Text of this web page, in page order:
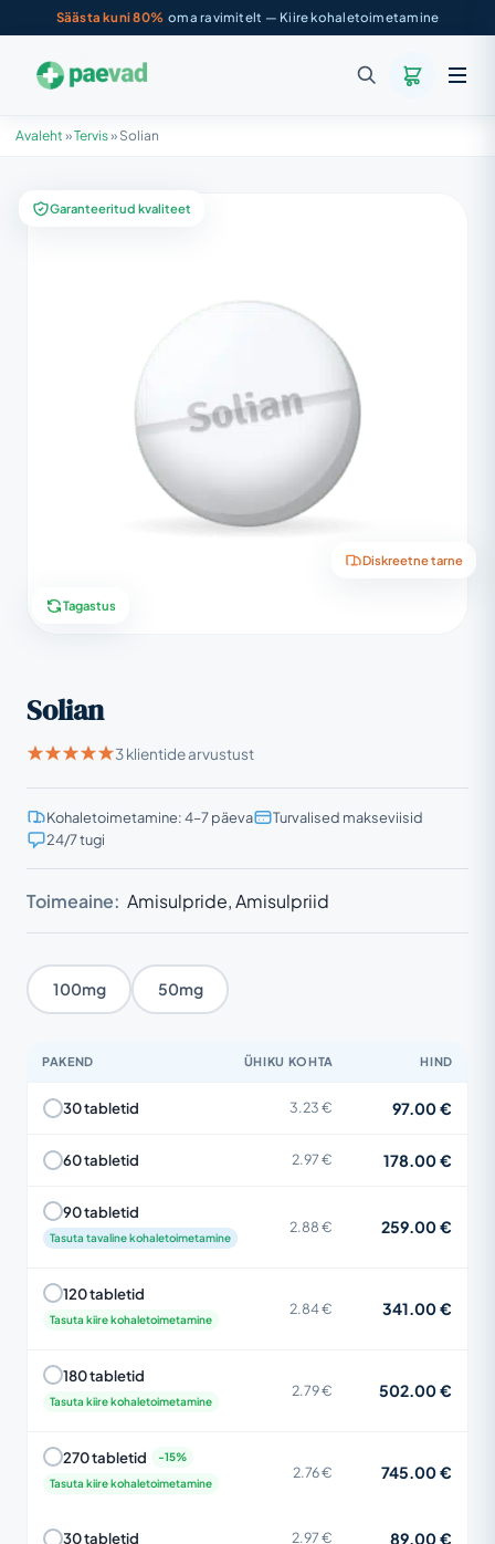
Säästa kuni 80% oma ravimitelt — Kiire kohaletoimetamine
Avaleht »Tervis» Solian
Garanteeritud kvaliteet
Diskreetne tarne
Tagastus
Solian
3 klientide arvustust
Kohaletoimetamine: 4–7 päeva
Turvalised makseviisid
24/7 tugi
Toimeaine: Amisulpride, Amisulpriid
100mg 50mg
PAKEND ÜHIKU KOHTA HIND
30 tabletid 3.23 € 97.00 €
60 tabletid 2.97 € 178.00 €
90 tabletid
Tasuta tavaline kohaletoimetamine
2.88 € 259.00 €
120 tabletid
Tasuta kiire kohaletoimetamine
2.84 € 341.00 €
180 tabletid
Tasuta kiire kohaletoimetamine
2.79 € 502.00 €
270 tabletid
Tasuta kiire kohaletoimetamine
2.76 € 745.00 €
30 tabletid 2.97 € 89.00 €